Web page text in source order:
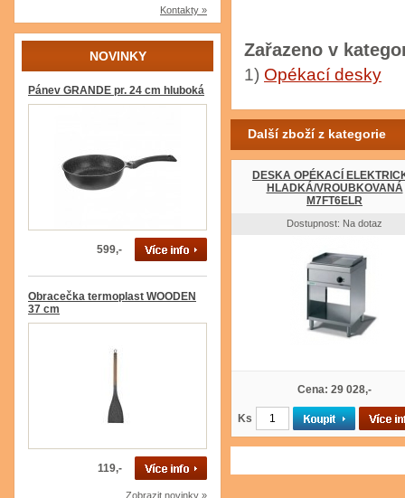
Kontakty »
NOVINKY
Pánev GRANDE pr. 24 cm hluboká
599,-
Obracečka termoplast WOODEN
37 cm
119,-
Zobrazit novinky »
Zařazeno v
1) Opékací desky
Další zboží z kategorie
DESKA OPÉKACÍ
HLADKÁ/VROUBKOVANÁ
M7FT6ELR
Dostupnost: Na dotaz
Cena: 29 028,-
Ks